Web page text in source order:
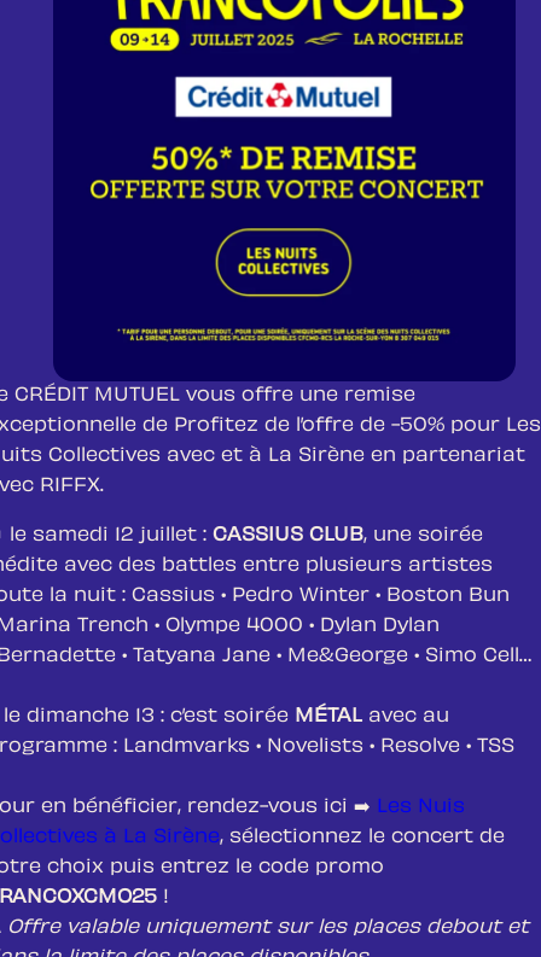
CRÉDIT MUTUEL vous offre une remise
de Profitez de l’offre de -50% pour Les
Collectives avec et à La Sirène en partenariat
RIFFX.
le samedi 12 juillet : CASSIUS CLUB, une soirée
avec des battles entre plusieurs artistes
la nuit : Cassius • Pedro Winter • Boston Bun
Marina Trench • Olympe 4000 • Dylan Dylan
Bernadette • Tatyana Jane • Me&George • Simo Cell…
dimanche 13 : c’est soirée MÉTAL avec au
: Landmvarks • Novelists • Resolve • TSS
en bénéficier, rendez-vous ici ➡️ Les Nuis
à La Sirène, sélectionnez le concert de
choix puis entrez le code promo
!
Offre valable uniquement sur les places debout et